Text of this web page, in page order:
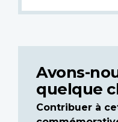
Avons-
quelque
Contribuer à